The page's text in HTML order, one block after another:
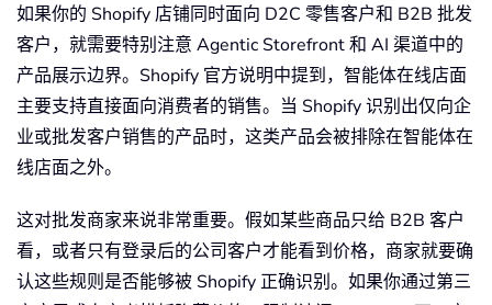
如果你的 Shopify 店铺同时面向 D2C 零售客户和 B2B 批发
客户，就需要特别注意 Agentic Storefront 和 AI 渠道中的
产品展示边界。Shopify 官方说明中提到，智能体在线店面
主要支持直接面向消费者的销售。当 Shopify 识别出仅向企
业或批发客户销售的产品时，这类产品会被排除在智能体在
线店面之外。
这对批发商家来说非常重要。假如某些商品只给 B2B 客户
看，或者只有登录后的公司客户才能看到价格，商家就要确
认这些规则是否能够被 Shopify 正确识别。如果你通过第三